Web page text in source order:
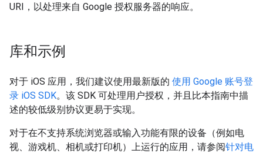
URI，以处理来自 Google 授权服务器的响应。
库和示例
对于 iOS 应用，我们建议使用最新版的 使用 Google 账号登
录 iOS SDK。该 SDK 可处理用户授权，并且比本指南中描
述的较低级别协议更易于实现。
对于在不支持系统浏览器或输入功能有限的设备（例如电
视、游戏机、相机或打印机）上运行的应用，请参阅针对电